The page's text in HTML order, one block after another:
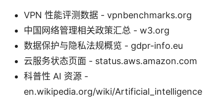
VPN 性能评测数据 - vpnbenchmarks.org
中国网络管理相关政策汇总 - w3.org
数据保护与隐私法规概览 - gdpr-info.eu
云服务状态页面 - status.aws.amazon.com
科普性 AI 资源 -
en.wikipedia.org/wiki/Artificial_intelligence